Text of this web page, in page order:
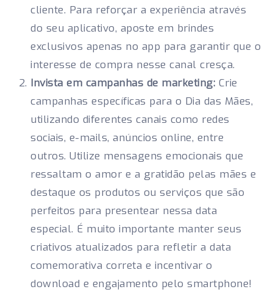
cliente. Para reforçar a experiência através
do seu aplicativo, aposte em brindes
exclusivos apenas no app para garantir que o
interesse de compra nesse canal cresça.
Invista em campanhas de marketing: Crie
campanhas específicas para o Dia das Mães,
utilizando diferentes canais como redes
sociais, e-mails, anúncios online, entre
outros. Utilize mensagens emocionais que
ressaltam o amor e a gratidão pelas mães e
destaque os produtos ou serviços que são
perfeitos para presentear nessa data
especial. É muito importante manter seus
criativos atualizados para refletir a data
comemorativa correta e incentivar o
download e engajamento pelo smartphone!